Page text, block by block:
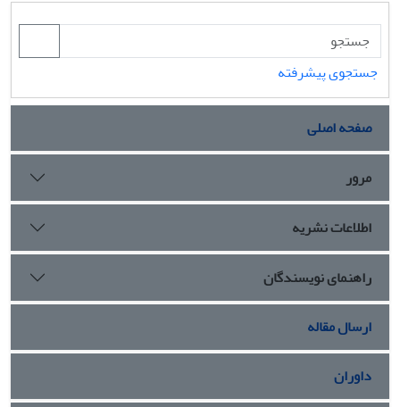
جستجوی پیشرفته
صفحه اصلی
مرور
اطلاعات نشریه
راهنمای نویسندگان
ارسال مقاله
داوران